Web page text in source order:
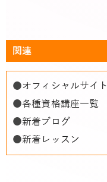
関連
●オフィシャルサイト
●各種資格講座一覧
●新着ブログ
●新着レッスン